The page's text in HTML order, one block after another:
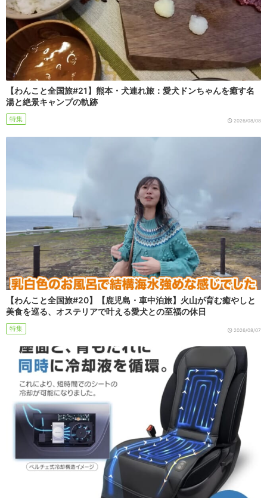
【わんこと全国旅#21】熊本・犬連れ旅：愛犬ドンちゃんを癒す名
湯と絶景キャンプの軌跡
特集 2026/08/08
【わんこと全国旅#20】【鹿児島・車中泊旅】火山が育む癒やしと
美食を巡る、オステリアで叶える愛犬との至福の休日
特集 2026/08/07